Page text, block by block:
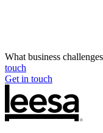
What business
touch
Get in touch